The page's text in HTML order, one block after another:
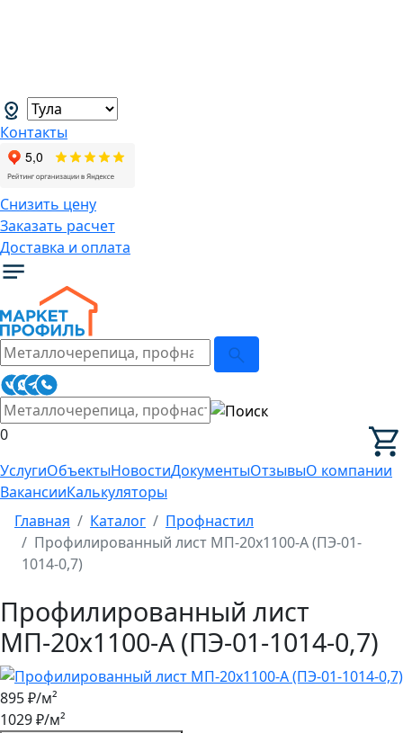
Контакты
Снизить цену
Заказать расчет
Доставка и оплата
0
УслугиОбъектыНовостиДокументыОтзывыО компании
ВакансииКалькуляторы
Главная
Каталог
Профнастил
Профилированный лист МП-20x1100-A (ПЭ-01-
1014-0,7)
Профилированный лист
МП-20x1100-A (ПЭ-01-1014-0,7)
895₽/м²
1029₽/м²